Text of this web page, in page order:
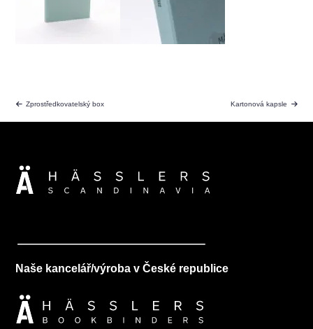
Zprostředkovatelský box Kartonová kapsle
Naše kancelář/výroba v České republice